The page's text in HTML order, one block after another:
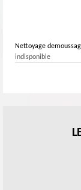
Nettoyage
indisponible